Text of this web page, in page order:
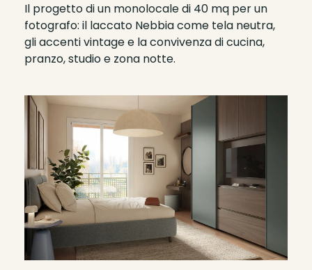
Il progetto di un monolocale di 40 mq per un
fotografo: il laccato Nebbia come tela neutra,
gli accenti vintage e la convivenza di cucina,
pranzo, studio e zona notte.